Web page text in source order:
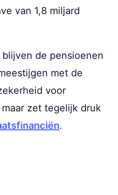
van 1,8 miljard
de pensioenen
met de
voor
zet tegelijk druk
.